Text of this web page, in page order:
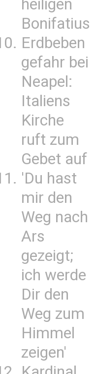
heiligen
Bonifatius
Erdbeben
gefahr bei
Neapel:
Italiens
Kirche
ruft zum
Gebet auf
'Du hast
mir den
Weg nach
Ars
gezeigt;
ich werde
Dir den
Weg zum
Himmel
zeigen'